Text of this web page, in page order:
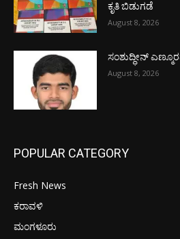
ಕೃತಿ ಬಿಡುಗಡೆ
August 8, 2026
ಸಂಶುದ್ಧೀನ್
August 8, 2026
POPULAR CATEGORY
Fresh News
ಕರಾವಳಿ
ಮಂಗಳೂರು